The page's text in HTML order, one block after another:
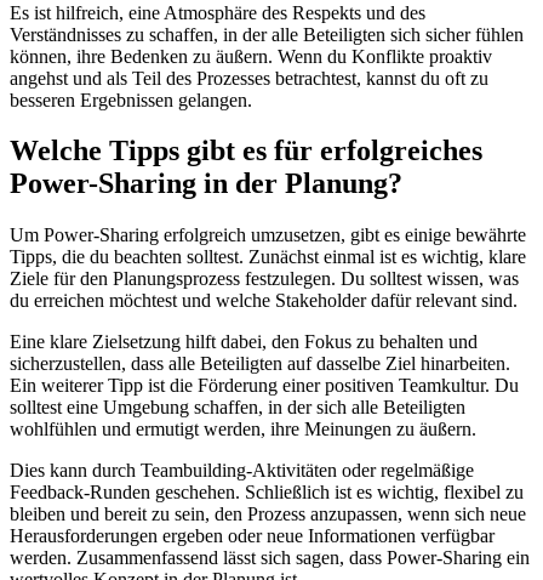
Es ist hilfreich, eine Atmosphäre des Respekts und des
Verständnisses zu schaffen, in der alle Beteiligten sich sicher fühlen
können, ihre Bedenken zu äußern. Wenn du Konflikte proaktiv
angehst und als Teil des Prozesses betrachtest, kannst du oft zu
besseren Ergebnissen gelangen.
Welche Tipps gibt es für erfolgreiches
Power-Sharing in der Planung?
Um Power-Sharing erfolgreich umzusetzen, gibt es einige bewährte
Tipps, die du beachten solltest. Zunächst einmal ist es wichtig, klare
Ziele für den Planungsprozess festzulegen. Du solltest wissen, was
du erreichen möchtest und welche Stakeholder dafür relevant sind.
Eine klare Zielsetzung hilft dabei, den Fokus zu behalten und
sicherzustellen, dass alle Beteiligten auf dasselbe Ziel hinarbeiten.
Ein weiterer Tipp ist die Förderung einer positiven Teamkultur. Du
solltest eine Umgebung schaffen, in der sich alle Beteiligten
wohlfühlen und ermutigt werden, ihre Meinungen zu äußern.
Dies kann durch Teambuilding-Aktivitäten oder regelmäßige
Feedback-Runden geschehen. Schließlich ist es wichtig, flexibel zu
bleiben und bereit zu sein, den Prozess anzupassen, wenn sich neue
Herausforderungen ergeben oder neue Informationen verfügbar
werden. Zusammenfassend lässt sich sagen, dass Power-Sharing ein